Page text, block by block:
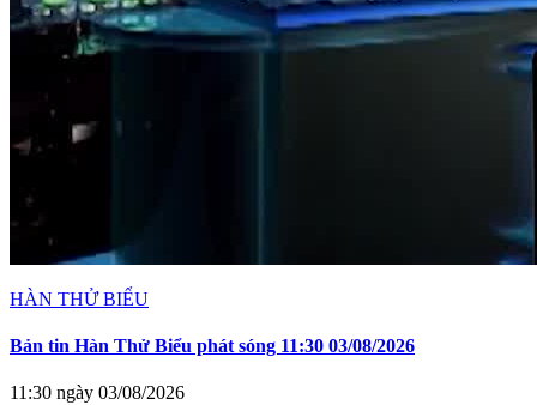
HÀN THỬ BIỂU
Bản tin Hàn Thử Biểu phát sóng 11:30 03/08/2026
11:30 ngày 03/08/2026